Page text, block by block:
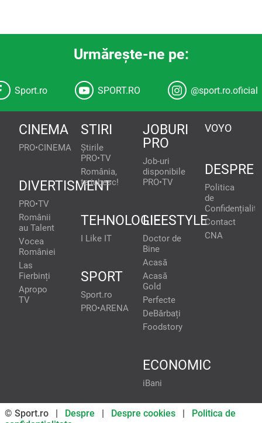
Urmăreşte-ne pe:
Sport.ro SPORT.RO @sport.ro.oficial
CINEMA
PRO•CINEMA
DIVERTISMENT
PRO•TV
Românii
au Talent
Vocea
României
Las
Fierbinți
Apropo
TV
STIRI
Știrile
PRO•TV
România,
te iubesc!
TEHNOLOGIE
I Like IT
SPORT
Sport.ro
PRO•ARENA
JOBURI
PRO
Job-uri
disponibile
PRO•TV
LIFESTYLE
Doctor de
Bine
Acasă
Acasă
Gold
Perfecte
DeBărbați
Foodstory
ECONOMIC
iBani
VOYO
DESPRE
Politica
de
Contact
CNA
© Sport.ro | Despre Despre cookies
Politica de